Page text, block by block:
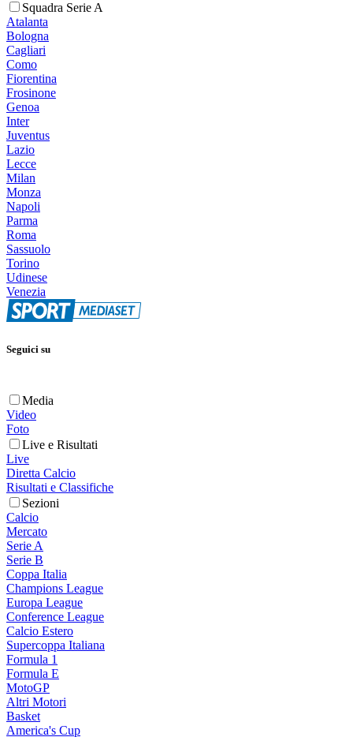
Squadra Serie A
Atalanta
Bologna
Cagliari
Como
Fiorentina
Frosinone
Genoa
Inter
Juventus
Lazio
Lecce
Milan
Monza
Napoli
Parma
Roma
Sassuolo
Torino
Udinese
Venezia
Seguici su
Media
Video
Foto
Live e Risultati
Live
Diretta Calcio
Risultati e Classifiche
Sezioni
Calcio
Mercato
Serie A
Serie B
Coppa Italia
Champions League
Europa League
Conference League
Calcio Estero
Supercoppa Italiana
Formula 1
Formula E
MotoGP
Altri Motori
Basket
America's Cup